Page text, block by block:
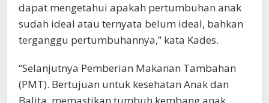
dapat mengetahui apakah pertumbuhan anak
sudah ideal atau ternyata belum ideal, bahkan
terganggu pertumbuhannya,” kata Kades.
“Selanjutnya Pemberian Makanan Tambahan
(PMT). Bertujuan untuk kesehatan Anak dan